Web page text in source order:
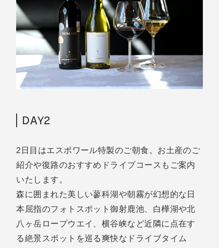
DAY2
2日目はエスポワール特製のご朝食。お土産のご
紹介や復路のおすすめドライブコースもご案内
いたします。
森に囲まれた美しい蓼科湖や朝霧が幻想的な日
本屈指のフォトスポット御射鹿池、白樺湖や北
八ヶ岳ロープウエイ、横谷峡など近隣に点在す
る絶景スポットを巡る爽快なドライブタイム